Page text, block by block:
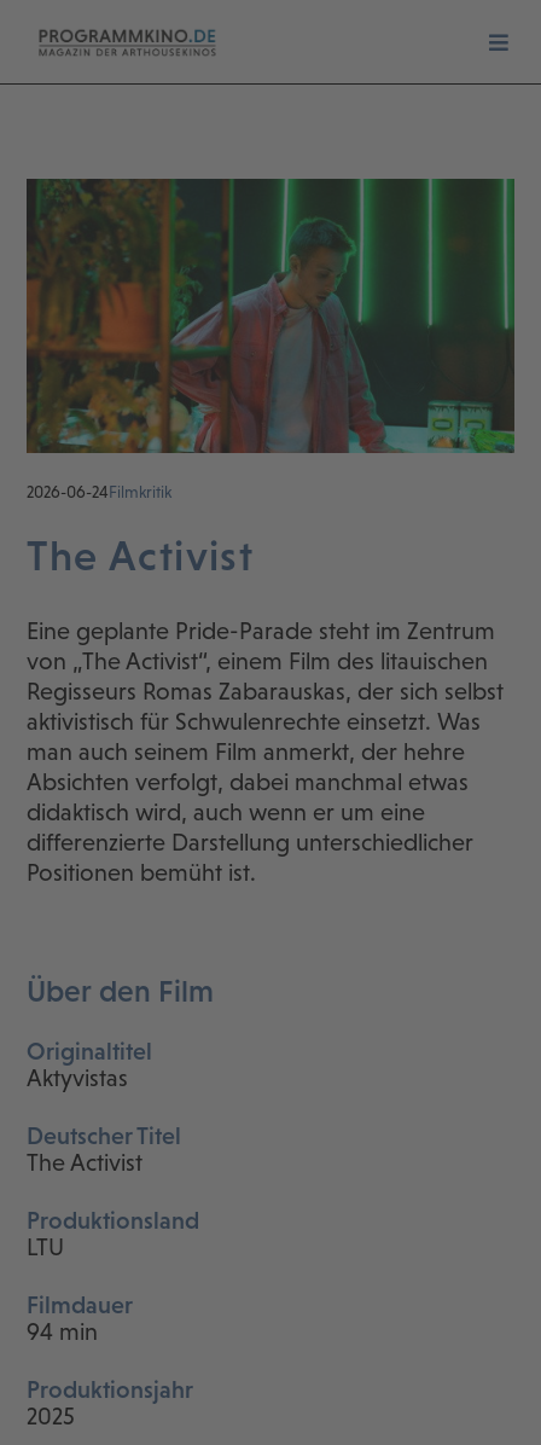
2026-06-24Filmkritik
The Activist
Eine geplante Pride-Parade steht im Zentrum
von „The Activist“, einem Film des litauischen
Regisseurs Romas Zabarauskas, der sich selbst
aktivistisch für Schwulenrechte einsetzt. Was
man auch seinem Film anmerkt, der hehre
Absichten verfolgt, dabei manchmal etwas
didaktisch wird, auch wenn er um eine
differenzierte Darstellung unterschiedlicher
Positionen bemüht ist.
Über den Film
Originaltitel
Aktyvistas
Deutscher Titel
The Activist
Produktionsland
LTU
Filmdauer
94 min
Produktionsjahr
2025